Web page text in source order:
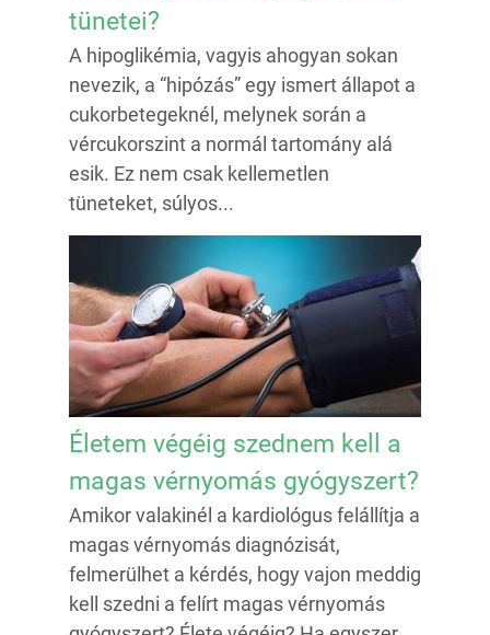
tünetei?
A hipoglikémia, vagyis ahogyan sokan
nevezik, a “hipózás” egy ismert állapot a
cukorbetegeknél, melynek során a
vércukorszint a normál tartomány alá
esik. Ez nem csak kellemetlen
tüneteket, súlyos...
Életem végéig szednem kell a
magas vérnyomás gyógyszert?
Amikor valakinél a kardiológus felállítja a
magas vérnyomás diagnózisát,
felmerülhet a kérdés, hogy vajon meddig
kell szedni a felírt magas vérnyomás